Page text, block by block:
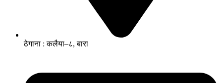
ठेगाना : कलैया–८, बारा